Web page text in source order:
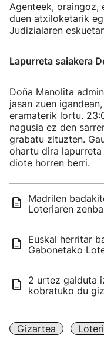
Agenteek, oraingoz,
duen atxiloketarik
Judizialaren
Lapurreta saiakera
Doña Manolita
jasan zuen
eramaterik lortu.
nagusia ez den
grabatu zituzten.
ohartu dira
diote horren berri.
Madrilen
Loteriaren
Euskal herritar
Gabonetako
2 urtez galduta
kobratuko du
Gizartea